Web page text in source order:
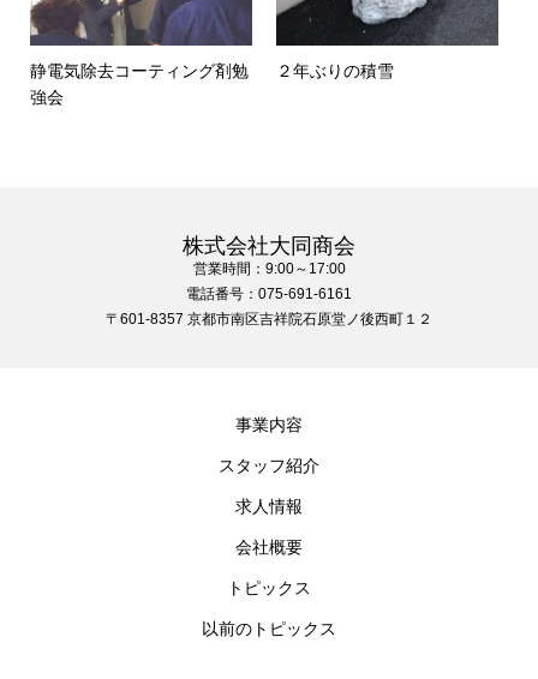
静電気除去コーティング剤勉
強会
２年ぶりの積雪
株式会社大同商会
営業時間：9:00～17:00
電話番号：075-691-6161
〒601-8357 京都市南区吉祥院石原堂ノ後西町１２
事業内容
スタッフ紹介
求人情報
会社概要
トピックス
以前のトピックス